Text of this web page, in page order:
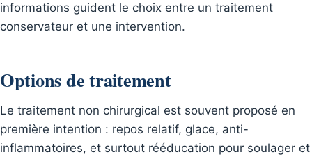
informations guident le choix entre un traitement
conservateur et une intervention.
Options de traitement
Le traitement non chirurgical est souvent proposé en
première intention : repos relatif, glace, anti-
inflammatoires, et surtout rééducation pour soulager et